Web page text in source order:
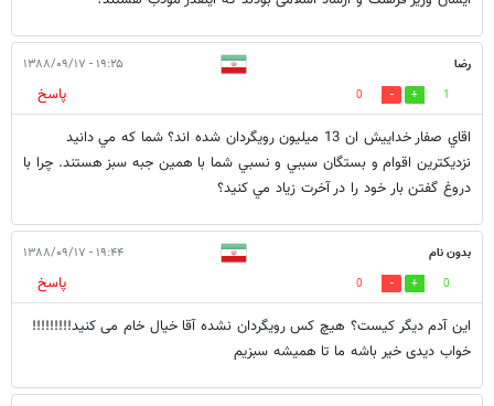
رضا ۱۹:۲۵ - ۱۳۸۸/۰۹/۱۷
1
0
پاسخ
اقاي صفار خداييش ان 13 ميليون رويگردان شده اند؟ شما كه مي دانيد
نزديكترين اقوام و بستگان سببي و نسبي شما با همين جبه سبز هستند. چرا با
دروغ گفتن بار خود را در آخرت زياد مي كنيد؟
بدون نام ۱۹:۴۴ - ۱۳۸۸/۰۹/۱۷
0
0
پاسخ
این آدم دیگر کیست؟ هیچ کس رویگردان نشده آقا خیال خام می کنید!!!!!!!!!
خواب دیدی خیر باشه ما تا همیشه سبزیم